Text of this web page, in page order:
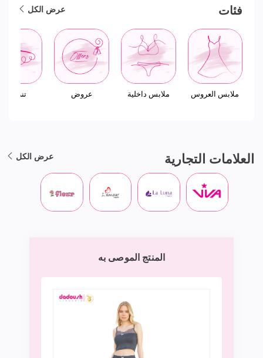
فئات عرض الكل
ملابس العروس ملابس داخلية عروض تنزيلات
العلامات التجارية عرض الكل
المنتج الموصى به